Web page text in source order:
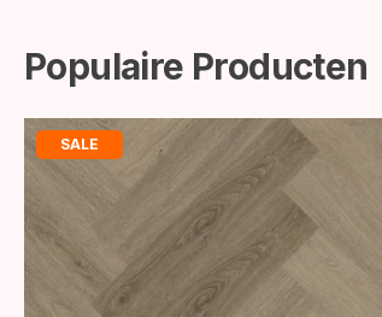
Populaire Producten
SALE